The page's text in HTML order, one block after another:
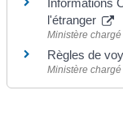
Informations
l'étranger
Ministère
Règles de
Ministère